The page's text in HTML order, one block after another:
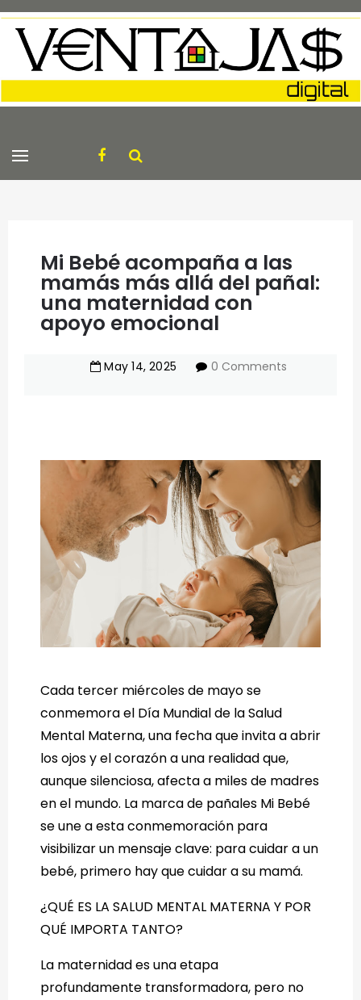
Mi Bebé acompaña a las
mamás más allá del pañal:
una maternidad con
apoyo emocional
May 14,2025 0 Comments
Cada tercer miércoles de mayo se
conmemora el Día Mundial de la Salud
Mental Materna, una fecha que invita a abrir
los ojos y el corazón a una realidad que,
aunque silenciosa, afecta a miles de madres
en el mundo. La marca de pañales Mi Bebé
se une a esta conmemoración para
visibilizar un mensaje clave: para cuidar a un
bebé, primero hay que cuidar a su mamá.
¿QUÉ ES LA SALUD MENTAL MATERNA Y POR
QUÉ IMPORTA TANTO?
La maternidad es una etapa
profundamente transformadora, pero no